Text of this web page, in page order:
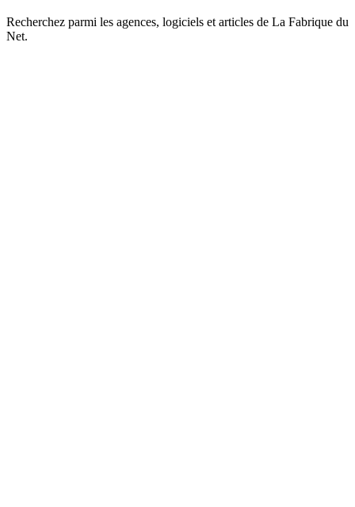
Recherchez parmi les agences, logiciels et articles de La Fabrique du
Net.